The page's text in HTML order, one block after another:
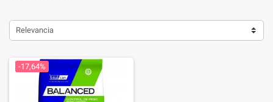
Relevancia
-17,64%